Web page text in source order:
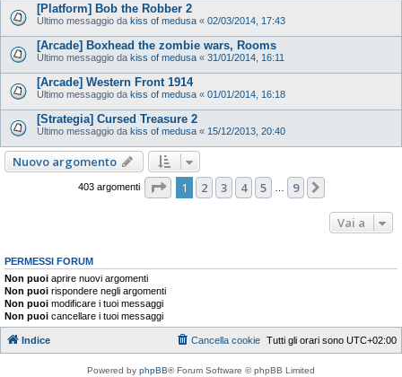
[Platform] Bob the Robber 2
Ultimo messaggio da kiss of medusa « 02/03/2014, 17:43
[Arcade] Boxhead the zombie wars, Rooms
Ultimo messaggio da kiss of medusa « 31/01/2014, 16:11
[Arcade] Western Front 1914
Ultimo messaggio da kiss of medusa « 01/01/2014, 16:18
[Strategia] Cursed Treasure 2
Ultimo messaggio da kiss of medusa « 15/12/2013, 20:40
Nuovo argomento
403 argomenti Pagina di
1 2 3 4 5 9
Vai a
PERMESSI FORUM
Non puoi aprire nuovi argomenti
Non puoi rispondere negli argomenti
Non puoi modificare i tuoi messaggi
Non puoi cancellare i tuoi messaggi
Indice Tutti gli orari sono UTC+02:00
Cancella cookie
Powered by phpBB® Forum Software © phpBB Limited